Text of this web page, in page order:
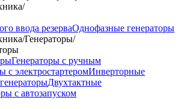
/
ввода резерваОднофазные генераторы
/Генераторы/
Генераторы с ручным
с электростартеромИнверторные
Двухтактные
с автозапуском